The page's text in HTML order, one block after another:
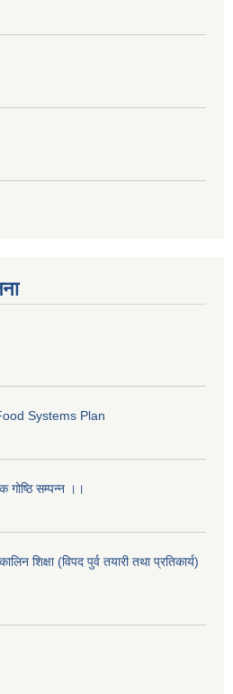
Systems Plan
गोष्ठि सम्पन्न ।।
शिक्षा (विपद पुर्व तयारी तथा प्रतिकार्य)